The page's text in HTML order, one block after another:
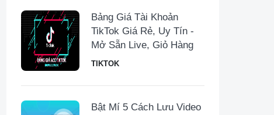
Bảng Giá Tài Khoản
TikTok Giá Rẻ, Uy Tín -
Mở Sẵn Live, Giỏ Hàng
TIKTOK
Bật Mí 5 Cách Lưu Video